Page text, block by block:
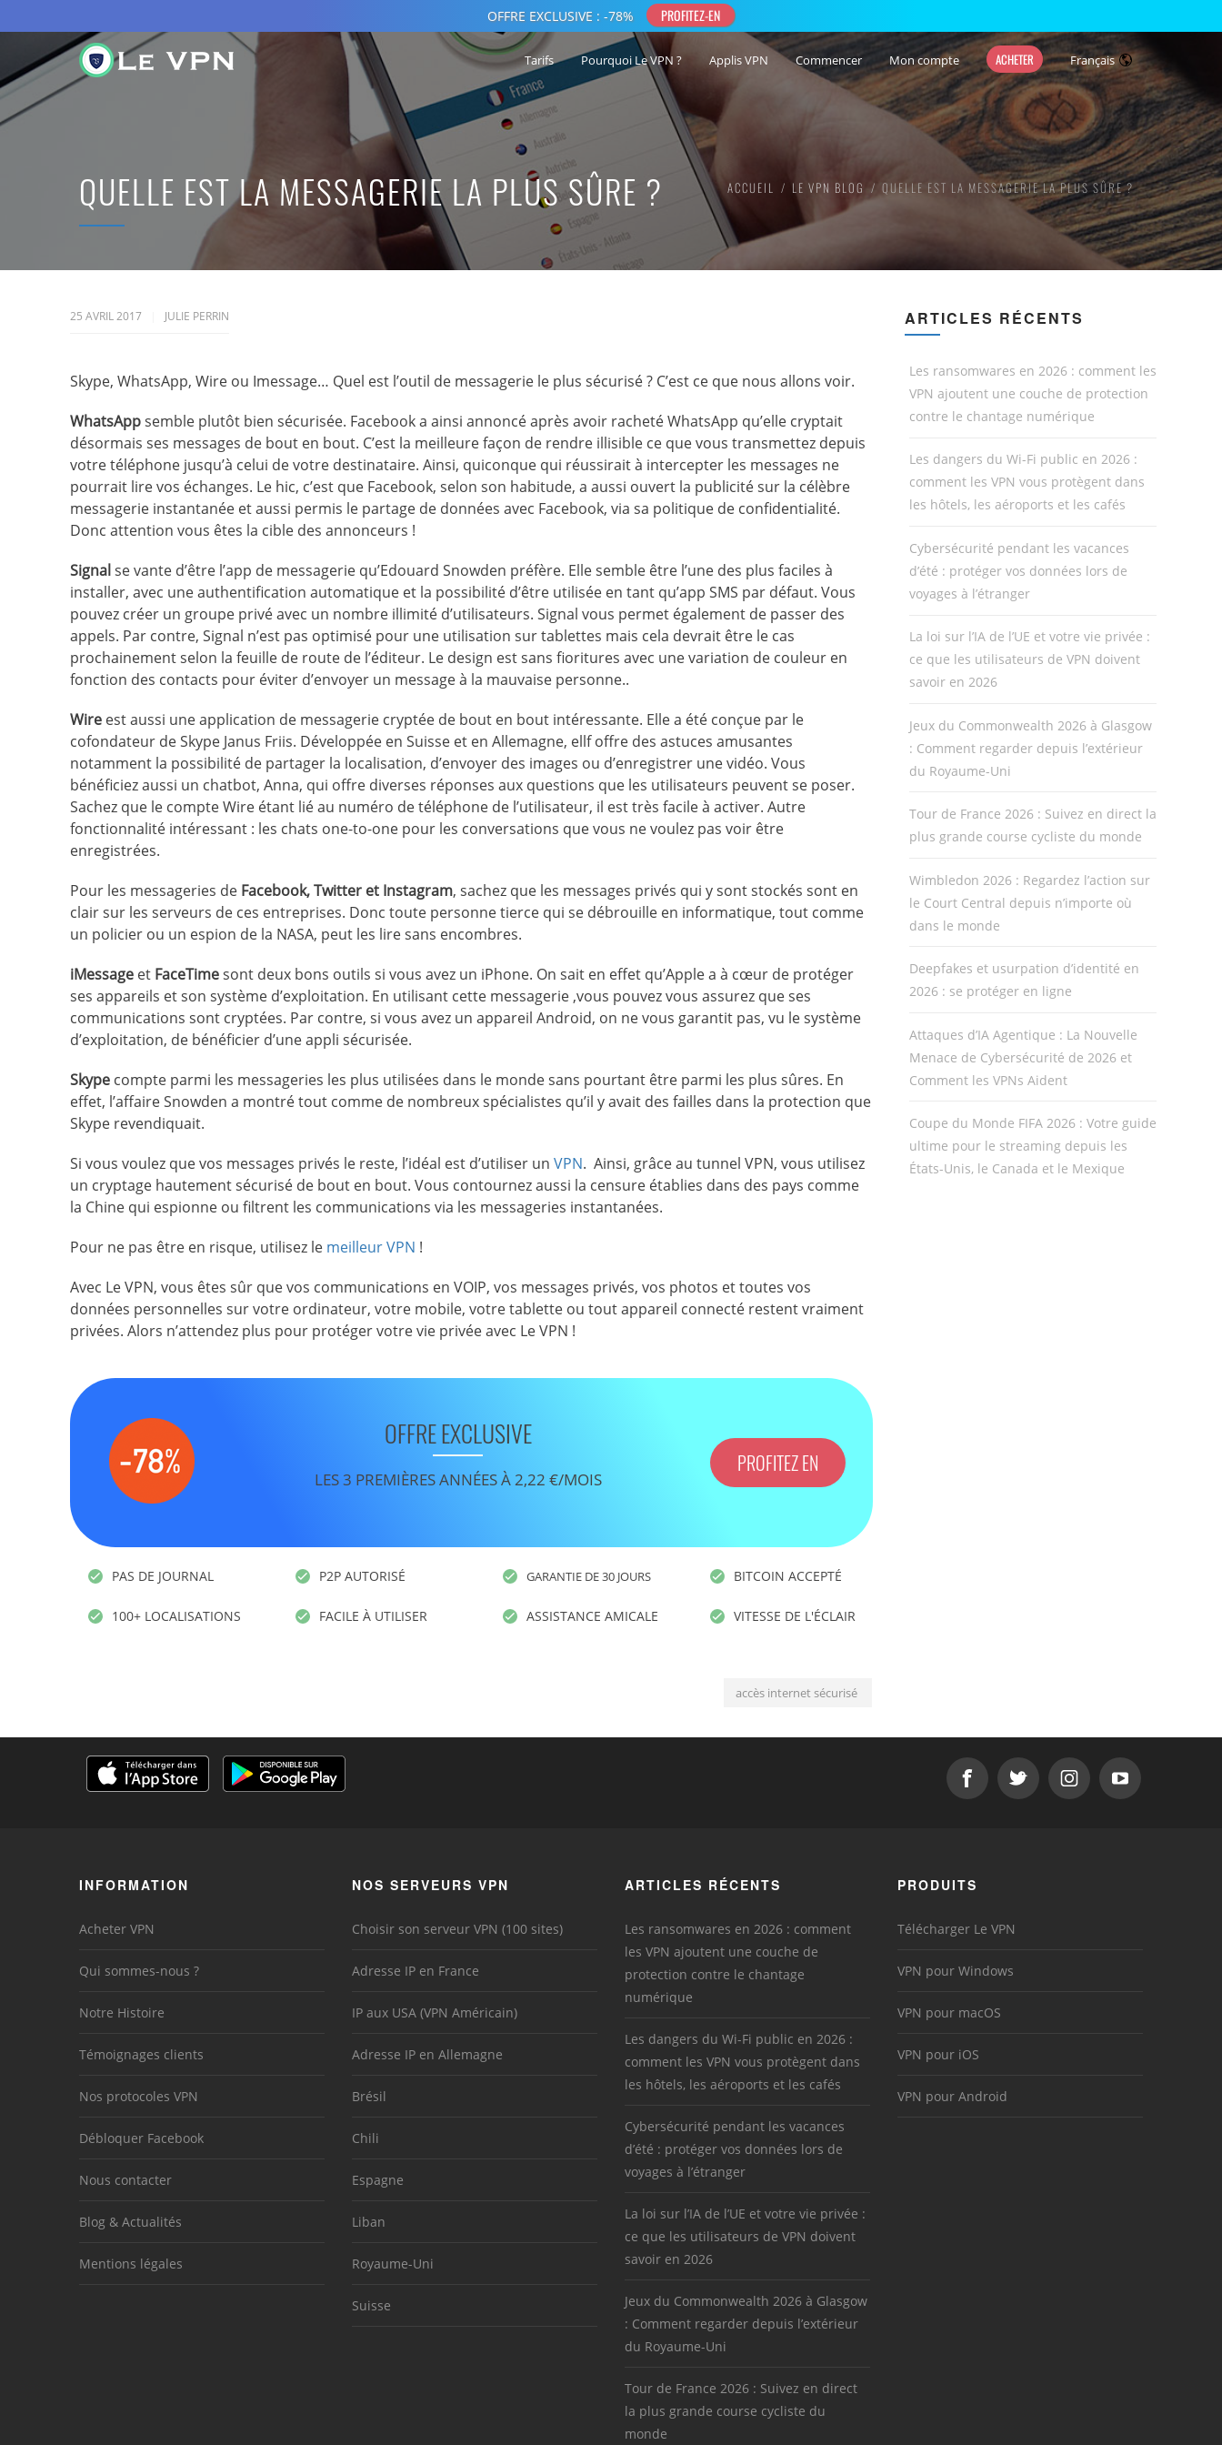
Tarifs Pourquoi Le VPN ? Applis VPN Commencer Mon compte ACHETER Français
QUELLE EST LA MESSAGERIE LA PLUS SÛRE ? ACCUEIL LE VPN BLOG QUELLE EST LA MESSAGERIE LA PLUS SÛRE ?
25 AVRIL 2017 JULIE PERRIN
Skype, WhatsApp, Wire ou Imessage… Quel est l’outil de messagerie le plus sécurisé ? C’est ce que nous allons voir.
WhatsAppsemble plutôt bien sécurisée. Facebook a ainsi annoncé après avoir racheté WhatsApp qu’elle cryptait
désormais ses messages de bout en bout. C’est la meilleure façon de rendre illisible ce que vous transmettez depuis
votre téléphone jusqu’à celui de votre destinataire. Ainsi, quiconque qui réussirait à intercepter les messages ne
pourrait lire vos échanges. Le hic, c’est que Facebook, selon son habitude, a aussi ouvert la publicité sur la célèbre
messagerie instantanée et aussi permis le partage de données avec Facebook, via sa politique de confidentialité.
Donc attention vous êtes la cible des annonceurs !
Signal se vante d’être l’app de messagerie qu’Edouard Snowden préfère. Elle semble être l’une des plus faciles à
installer, avec une authentification automatique et la possibilité d’être utilisée en tant qu’app SMS par défaut. Vous
pouvez créer un groupe privé avec un nombre illimité d’utilisateurs. Signal vous permet également de passer des
appels. Par contre, Signal n’est pas optimisé pour une utilisation sur tablettes mais cela devrait être le cas
prochainement selon la feuille de route de l’éditeur. Le design est sans fioritures avec une variation de couleur en
fonction des contacts pour éviter d’envoyer un message à la mauvaise personne..
Wire est aussi une application de messagerie cryptée de bout en bout intéressante. Elle a été conçue par le
cofondateur de Skype Janus Friis. Développée en Suisse et en Allemagne, ellf offre des astuces amusantes
notamment la possibilité de partager la localisation, d’envoyer des images ou d’enregistrer une vidéo. Vous
bénéficiez aussi un chatbot, Anna, qui offre diverses réponses aux questions que les utilisateurs peuvent se poser.
Sachez que le compte Wire étant lié au numéro de téléphone de l’utilisateur, il est très facile à activer. Autre
fonctionnalité intéressant : les chats one-to-one pour les conversations que vous ne voulez pas voir être
enregistrées.
Pour les messageries de Facebook, Twitter et Instagram, sachez que les messages privés qui y sont stockés sont en
clair sur les serveurs de ces entreprises. Donc toute personne tierce qui se débrouille en informatique, tout comme
un policier ou un espion de la NASA, peut les lire sans encombres.
iMessage et FaceTimesont deux bons outils si vous avez un iPhone. On sait en effet qu’Apple a à cœur de protéger
ses appareils et son système d’exploitation. En utilisant cette messagerie ,vous pouvez vous assurez que ses
communications sont cryptées. Par contre, si vous avez un appareil Android, on ne vous garantit pas, vu le système
d’exploitation, de bénéficier d’une appli sécurisée.
Skype compte parmi les messageries les plus utilisées dans le monde sans pourtant être parmi les plus sûres. En
effet, l’affaire Snowden a montré tout comme de nombreux spécialistes qu’il y avait des failles dans la protection que
Skype revendiquait.
Si vous voulez que vos messages privés le reste, l’idéal est d’utiliser un VPN. Ainsi, grâce au tunnel VPN, vous utilisez
un cryptage hautement sécurisé de bout en bout. Vous contournez aussi la censure établies dans des pays comme
la Chine qui espionne ou filtrent les communications via les messageries instantanées.
Pour ne pas être en risque, utilisez le meilleur VPN !
Avec Le VPN, vous êtes sûr que vos communications en VOIP, vos messages privés, vos photos et toutes vos
données personnelles sur votre ordinateur, votre mobile, votre tablette ou tout appareil connecté restent vraiment
privées. Alors n’attendez plus pour protéger votre vie privée avec Le VPN !
OFFRE EXCLUSIVE
LES 3 PREMIÈRES ANNÉES À 2,22 €/MOIS
PROFITEZ EN
PAS DE JOURNAL
100+ LOCALISATIONS
P2P AUTORISÉ
FACILE À UTILISER
GARANTIE DE 30 JOURS
ASSISTANCE AMICALE
BITCOIN ACCEPTÉ
VITESSE DE L'ÉCLAIR
accès internet sécurisé
ARTICLES RÉCENTS
Les ransomwares en 2026 : comment les
VPN ajoutent une couche de protection
contre le chantage numérique
Les dangers du Wi-Fi public en 2026 :
comment les VPN vous protègent dans
les hôtels, les aéroports et les cafés
Cybersécurité pendant les vacances
d’été : protéger vos données lors de
voyages à l’étranger
La loi sur l’IA de l’UE et votre vie privée :
ce que les utilisateurs de VPN doivent
savoir en 2026
Jeux du Commonwealth 2026 à Glasgow
: Comment regarder depuis l’extérieur
du Royaume-Uni
Tour de France 2026 : Suivez en direct la
plus grande course cycliste du monde
Wimbledon 2026 : Regardez l’action sur
le Court Central depuis n’importe où
dans le monde
Deepfakes et usurpation d’identité en
2026 : se protéger en ligne
Attaques d’IA Agentique : La Nouvelle
Menace de Cybersécurité de 2026 et
Comment les VPNs Aident
Coupe du Monde FIFA 2026 : Votre guide
ultime pour le streaming depuis les
États-Unis, le Canada et le Mexique
INFORMATION
Acheter VPN
Qui sommes-nous ?
Notre Histoire
Témoignages clients
Nos protocoles VPN
Débloquer Facebook
Nous contacter
Blog & Actualités
Mentions légales
NOS SERVEURS VPN
Choisir son serveur VPN (100 sites)
Adresse IP en France
IP aux USA (VPN Américain)
Adresse IP en Allemagne
Brésil
Chili
Espagne
Liban
Royaume-Uni
Suisse
ARTICLES RÉCENTS
Les ransomwares en 2026 : comment
les VPN ajoutent une couche de
protection contre le chantage
numérique
Les dangers du Wi-Fi public en 2026 :
comment les VPN vous protègent dans
les hôtels, les aéroports et les cafés
Cybersécurité pendant les vacances
d’été : protéger vos données lors de
voyages à l’étranger
La loi sur l’IA de l’UE et votre vie privée :
ce que les utilisateurs de VPN doivent
savoir en 2026
Jeux du Commonwealth 2026 à Glasgow
: Comment regarder depuis l’extérieur
du Royaume-Uni
Tour de France 2026 : Suivez en direct
la plus grande course cycliste du
monde
PRODUITS
Télécharger Le VPN
VPN pour Windows
VPN pour macOS
VPN pour iOS
VPN pour Android